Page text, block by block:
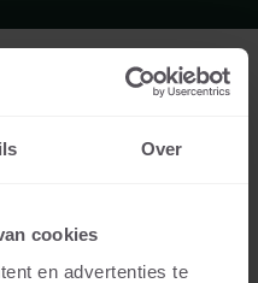
Over
cookies
en advertenties te
IN